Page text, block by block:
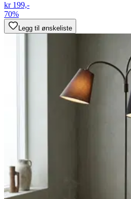
kr 199,-
70%
Legg til ønskeliste